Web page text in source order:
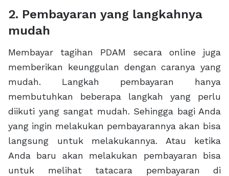
2. Pembayaran yang langkahnya
mudah
Membayar tagihan PDAM secara online juga
memberikan keunggulan dengan caranya yang
mudah. Langkah pembayaran hanya
membutuhkan beberapa langkah yang perlu
diikuti yang sangat mudah. Sehingga bagi Anda
yang ingin melakukan pembayarannya akan bisa
langsung untuk melakukannya. Atau ketika
Anda baru akan melakukan pembayaran bisa
untuk melihat tatacara pembayaran di